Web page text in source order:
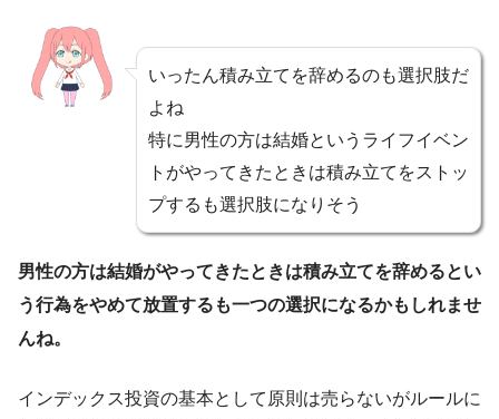
いったん積み立てを辞めるのも選択肢だ
よね
特に男性の方は結婚というライフイベン
トがやってきたときは積み立てをストッ
プするも選択肢になりそう
男性の方は結婚がやってきたときは積み立てを辞めるとい
う行為をやめて放置するも一つの選択になるかもしれませ
んね。
インデックス投資の基本として原則は売らないがルールに